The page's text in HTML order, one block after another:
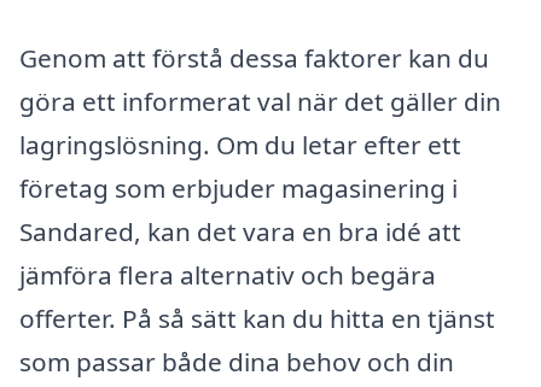
Genom att förstå dessa faktorer kan du
göra ett informerat val när det gäller din
lagringslösning. Om du letar efter ett
företag som erbjuder magasinering i
Sandared, kan det vara en bra idé att
jämföra flera alternativ och begära
offerter. På så sätt kan du hitta en tjänst
som passar både dina behov och din